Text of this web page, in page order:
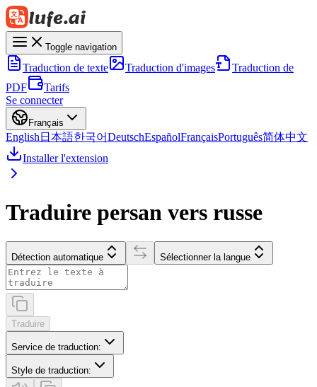
Toggle navigation
Traduction de texte Traduction d'images
Traduction de
PDF
Tarifs
Se connecter
Français
English 日本語한국어DeutschEspañolFrançaisPortuguês简体中文
Installer l'extension
Traduire persan vers russe
Détection automatique Sélectionner la langue
Traduire
Service de traduction:
Style de traduction: